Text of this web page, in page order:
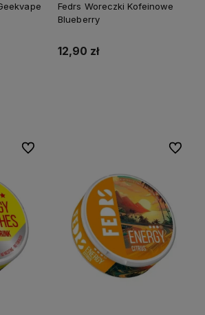
Fedrs Woreczki Kofeinowe
Blueberry
12,90 zł
Do ulubionych Do